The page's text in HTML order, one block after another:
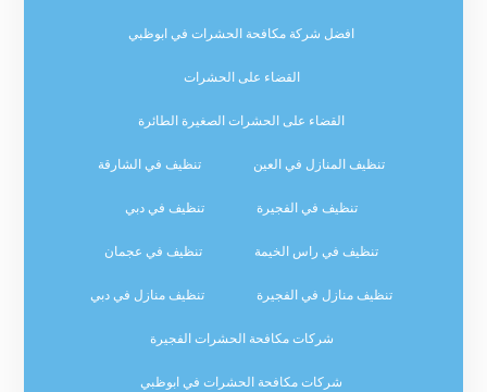
افضل شركة مكافحة الحشرات في ابوظبي
القضاء على الحشرات
القضاء على الحشرات الصغيرة الطائرة
تنظيف المنازل في العين تنظيف في الشارقة
تنظيف في الفجيرة تنظيف في دبي
تنظيف في راس الخيمة تنظيف في عجمان
تنظيف منازل في الفجيرة تنظيف منازل في دبي
شركات مكافحة الحشرات الفجيرة
شركات مكافحة الحشرات في ابوظبي